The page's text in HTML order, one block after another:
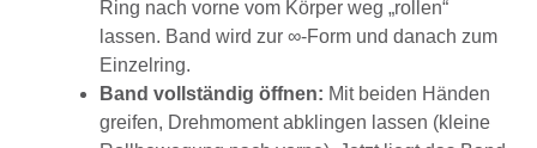
Ring nach vorne vom Körper weg „rollen“
lassen. Band wird zur ∞-Form und danach zum
Einzelring.
Band vollständig öffnen: Mit beiden Händen
greifen, Drehmoment abklingen lassen (kleine